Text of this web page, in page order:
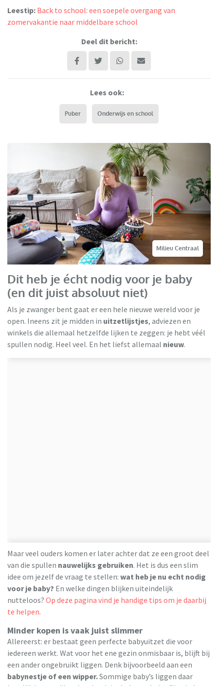
Leestip: Back to school: een soepele overgang van
zomervakantie naar middelbare school
Deel dit bericht:
Lees ook:
Puber Onderwijs en school
Milieu Centraal
Dit heb je écht nodig voor je baby
(en dit juist absoluut niet)
Als je zwanger bent gaat er een hele nieuwe wereld voor je
open. Ineens zit je midden in uitzetlijstjes, adviezen en
winkels die allemaal hetzelfde lijken te zeggen: je hebt véél
spullen nodig. Heel veel. En het liefst allemaal nieuw.
Maar veel ouders komen er later achter dat ze een groot deel
van die spullen nauwelijks gebruiken. Het is dus een slim
idee om jezelf de vraag te stellen: wat heb je nu echt nodig
voor je baby? En welke dingen blijken uiteindelijk
nutteloos? Op deze pagina vind je handige tips om je daarbij
te helpen.
Minder kopen is vaak juist slimmer
Allereerst: er bestaat geen perfecte babyuitzet die voor
iedereen werkt. Wat voor het ene gezin onmisbaar is, blijft bij
een ander ongebruikt liggen. Denk bijvoorbeeld aan een
babynestje of een wipper.Sommige baby’s liggen daar